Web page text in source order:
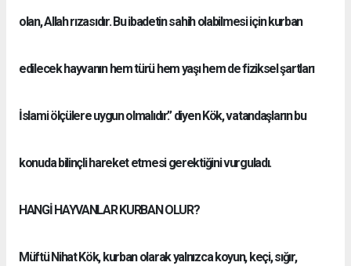
olan, Allah rızasıdır. Bu ibadetin sahih olabilmesi için kurban
edilecek hayvanın hem türü hem yaşı hem de fiziksel şartları
İslami ölçülere uygun olmalıdır.” diyen Kök, vatandaşların bu
konuda bilinçli hareket etmesi gerektiğini vurguladı.
HANGİ HAYVANLAR KURBAN OLUR?
Müftü Nihat Kök, kurban olarak yalnızca koyun, keçi, sığır,